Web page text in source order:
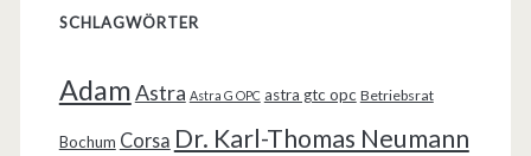
SCHLAGWÖRTER
AdamAstra Astra G OPC astra gtc opc Betriebsrat
Bochum Corsa Dr. Karl-Thomas Neumann